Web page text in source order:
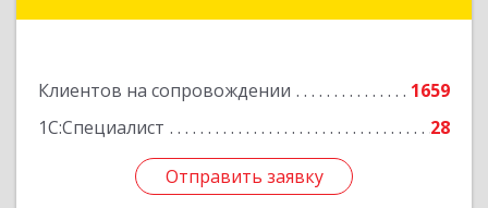
Клиентов на сопровождении
1659
1С:Специалист
28
Отправить заявку
Отправить заявку